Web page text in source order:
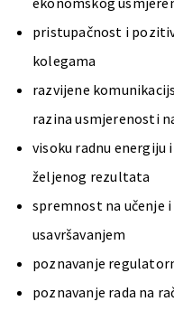
pristupačnost i
kolegama
razvijene
razina usmjerenosti
visoku radnu energiju
željenog rezultata
spremnost na učenje
usavršavanjem
poznavanje
poznavanje rada na